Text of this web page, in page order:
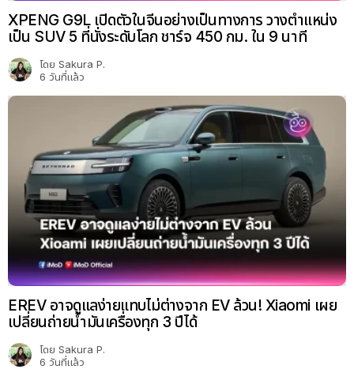
XPENG G9L เปิดตัวในจีนอย่างเป็นทางการ วางตำแหน่ง
เป็น SUV 5 ที่นั่งระดับโลก ชาร์จ 450 กม. ใน 9 นาที
โดย Sakura P.
6 วันที่แล้ว
EREV อาจดูแลง่ายแทบไม่ต่างจาก EV ล้วน! Xiaomi เผย
เปลี่ยนถ่ายน้ำมันเครื่องทุก 3 ปีได้
โดย Sakura P.
6 วันที่แล้ว